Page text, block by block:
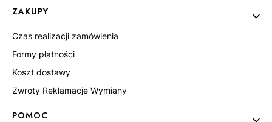
Linki w stopce
ZAKUPY
Czas realizacji zamówienia
Formy płatności
Koszt dostawy
Zwroty Reklamacje Wymiany
POMOC